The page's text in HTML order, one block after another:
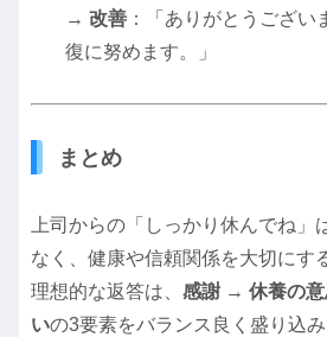
→改善 ：「ありがとうござい
復に努めます。」
まとめ
上司からの「しっかり休んでね」
なく、健康や信頼関係を大切にす
理想的な返答は、 感謝 → 休養の
いの3要素をバランス良く盛り込